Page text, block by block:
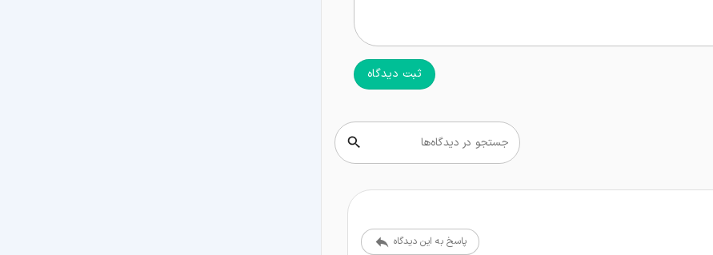
ثبت دیدگاه
جستجو در دیدگاه‌ها
پاسخ به این دیدگاه